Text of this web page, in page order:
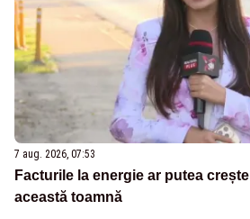
7 aug. 2026, 07:53
Facturile la energie ar putea
această toamnă